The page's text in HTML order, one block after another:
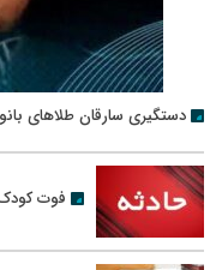
دستگیری سارقان طلاهای
فوت کودک ۷ ساله رفسنجانی در سانحه